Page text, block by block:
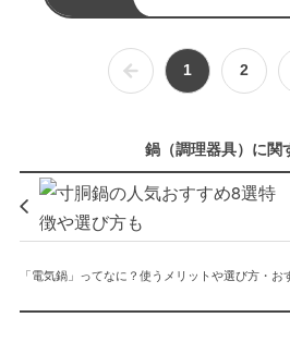
1 2
鍋（調理器具）に関
「電気鍋」ってなに？使うメリットや選び方・お